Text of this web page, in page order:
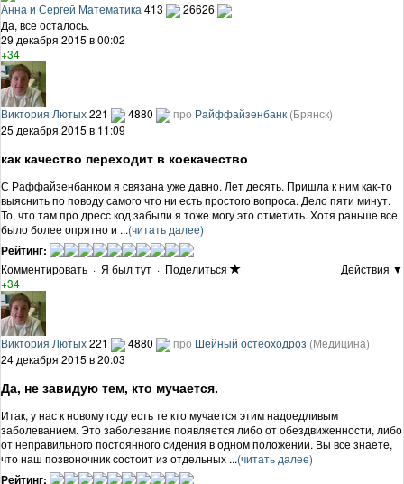
Анна и Сергей Математика 413
26626
Да, все осталось.
29 декабря 2015 в 00:02
+34
Виктория Лютых221 4880 про Райффайзенбанк (Брянск)
25 декабря 2015 в 11:09
как качество переходит в коекачество
С Раффайзенбанком я связана уже давно. Лет десять. Пришла к ним как-то
выяснить по поводу самого что ни есть простого вопроса. Дело пяти минут.
То, что там про дресс код забыли я тоже могу это отметить. Хотя раньше все
было более опрятно и ...(читать далее)
Рейтинг:
Комментировать · Я был тут · Поделиться
Действия ▼
+34
Виктория Лютых221 4880 про Шейный остеоходроз (Медицина)
24 декабря 2015 в 20:03
Да, не завидую тем, кто мучается.
Итак, у нас к новому году есть те кто мучается этим надоедливым
заболеванием. Это заболевание появляется либо от обездвиженности, либо
от неправильного постоянного сидения в одном положении. Вы все знаете,
что наш позвоночник состоит из отдельных ...(читать далее)
Рейтинг: